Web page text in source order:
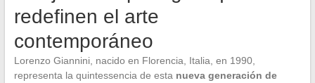
redefinen el arte
contemporáneo
Lorenzo Giannini, nacido en Florencia, Italia, en 1990,
representa la quintessencia de esta nueva generación de